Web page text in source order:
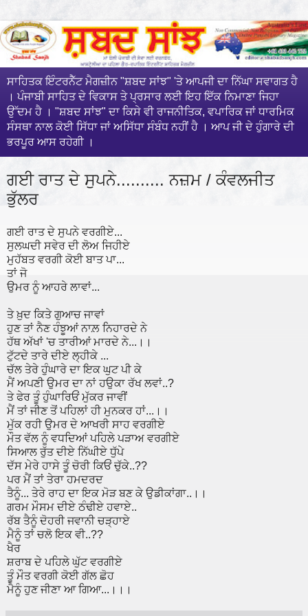
ਸਾਹਿਤਕ ਇੰਟਰਨੈੱਟ ਮੈਗਜ਼ੀਨ "ਸ਼ਬਦ ਸਾਂਝ" 'ਤੇ ਆਪਜੀ ਦਾ ਨਿੱਘਾ ਸਵਾਗਤ ਹੈ
। ਪੰਜਾਬੀ ਸਾਹਿਤ ਦੇ ਵਿਕਾਸ ਤੇ ਪ੍ਰਸਾਰ ਲਈ ਇਹ ਇੱਕ ਨਿਮਾਣਾ ਜਿਹਾ
ਉੱਦਮ ਹੈ । "ਸ਼ਬਦ ਸਾਂਝ" ਦਾ ਕਿਸੇ ਵੀ ਰਾਜਨੀਤਿਕ, ਵਪਾਰਿਕ ਜਾਂ ਧਾਰਮਿਕ
ਸੰਸਥਾ ਨਾਲ ਕੋਈ ਸਿੱਧਾ ਜਾਂ ਅਸਿੱਧਾ ਸੰਬੰਧ ਨਹੀਂ ਹੈ । ਆਪ ਜੀ ਦੇ ਹੁੰਗਾਰੇ ਦੀ
ਭਰਪੂਰ ਆਸ ਰਹੇਗੀ ।
ਗਈ ਰਾਤ ਦੇ ਸੁਪਨੇ.......... ਨਜ਼ਮ / ਕੰਵਲਜੀਤ
ਭੁੱਲਰ
ਗਈ ਰਾਤ ਦੇ ਸੁਪਨੇ ਵਰਗੀਏ...
ਸੁਲਘਦੀ ਸਵੇਰ ਦੀ ਲੋਅ ਜਿਹੀਏ
ਮੁਹੱਬਤ ਵਰਗੀ ਕੋਈ ਬਾਤ ਪਾ...
ਤਾਂ ਜੋ
ਉਮਰ ਨੂੰ ਆਹਰੇ ਲਾਵਾਂ...
ਤੇ ਖ਼ੁਦ ਕਿਤੇ ਗੁਆਚ ਜਾਵਾਂ
ਹੁਣ ਤਾਂ ਨੈਣ ਹੰਝੂਆਂ ਨਾਲ਼ ਨਿਹਾਰਦੇ ਨੇ
ਹੱਥ ਅੱਖਾਂ 'ਚ ਤਾਰੀਆਂ ਮਾਰਦੇ ਨੇ...।।
ਟੁੱਟਦੇ ਤਾਰੇ ਦੀਏ ਲ੍ਹੀਕੇ ...
ਚੱਲ ਤੇਰੇ ਹੁੰਘਾਰੇ ਦਾ ਇਕ ਘੁਟ ਪੀ ਕੇ
ਮੈਂ ਅਪਣੀ ਉਮਰ ਦਾ ਨਾਂ ਹਉਕਾ ਰੱਖ ਲਵਾਂ..?
ਤੇ ਫੇਰ ਤੂੰ ਹੁੰਘਾਰਿਓਂ ਮੁੱਕਰ ਜਾਵੀਂ
ਮੈਂ ਤਾਂ ਜੀਣ ਤੋਂ ਪਹਿਲਾਂ ਹੀ ਮੁਨਕਰ ਹਾਂ...।।
ਮੁੱਕ ਰਹੀ ਉਮਰ ਦੇ ਆਖਰੀ ਸਾਹ ਵਰਗੀਏ
ਮੌਤ ਵੱਲ ਨੂੰ ਵਧਦਿਆਂ ਪਹਿਲੇ ਪੜਾਅ ਵਰਗੀਏ
ਸਿਆਲ ਰੁੱਤ ਦੀਏ ਨਿੱਘੀਏ ਧੁੱਪੇ
ਦੱਸ ਮੇਰੇ ਹਾਸੇ ਤੂੰ ਚੋਰੀ ਕਿਓਂ ਚੁੱਕੇ..??
ਪਰ ਮੈਂ ਤਾਂ ਤੇਰਾ ਹਮਦਰਦ
ਤੈਨੂੰ... ਤੇਰੇ ਰਾਹ ਦਾ ਇਕ ਮੋੜ ਬਣ ਕੇ ਉਡੀਕਾਂਗਾ..।।
ਗਰਮ ਮੌਸਮ ਦੀਏ ਠੰਢੀਏ ਹਵਾਏ..
ਰੱਬ ਤੈਨੂੰ ਦੋਹਰੀ ਜਵਾਨੀ ਚੜ੍ਹਾਏ
ਮੈਨੂੰ ਤਾਂ ਚਲੋ ਇਕ ਵੀ..??
ਖੈਰ
ਸ਼ਰਾਬ ਦੇ ਪਹਿਲੇ ਘੁੱਟ ਵਰਗੀਏ
ਤੂੰ ਮੌਤ ਵਰਗੀ ਕੋਈ ਗੱਲ ਛੋਹ
ਮੈਨੂੰ ਹੁਣ ਜੀਣਾ ਆ ਗਿਆ...।।।